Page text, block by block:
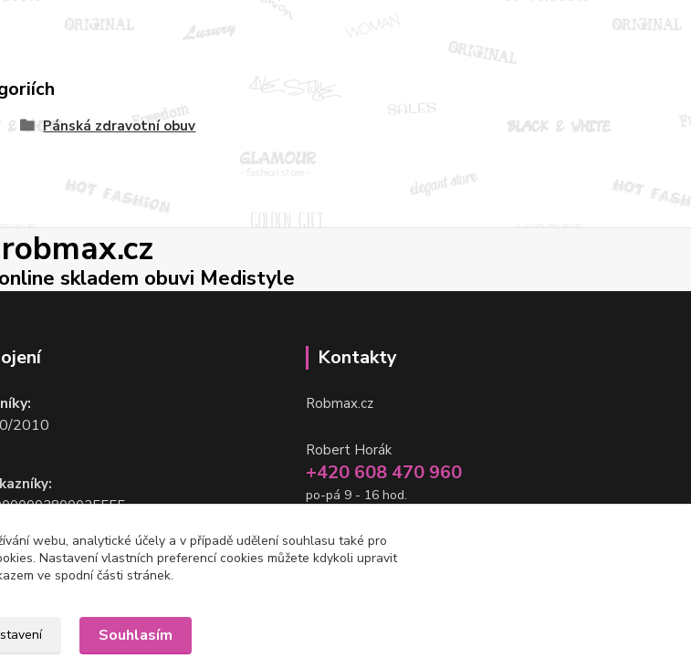
Pánská zdravotní obuv
robmax.cz
skladem obuvi Medistyle
2010
Kontakty
Robmax.cz
Robert Horák
+420 608 470 960
po-pá 9 - 16 hod.
info@robmax.cz
webu, analytické účely a v případě udělení souhlasu také pro
Nastavení vlastních preferencí cookies můžete kdykoli upravit
ve spodní části stránek.
Souhlasím